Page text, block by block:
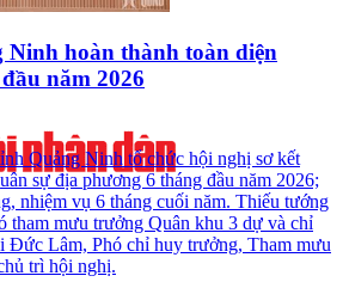
hoàn thành toàn diện
năm 2026
Quảng Ninh tổ chức hội nghị sơ kết
sự địa phương 6 tháng đầu năm 2026;
nhiệm vụ 6 tháng cuối năm. Thiếu tướng
tham mưu trưởng Quân khu 3 dự và chỉ
Đức Lâm, Phó chỉ huy trưởng, Tham mưu
trì hội nghị.